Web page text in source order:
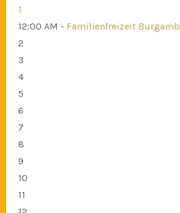
1
12:00 AM - Familienfreizeit
2
3
4
5
6
7
8
9
10
11